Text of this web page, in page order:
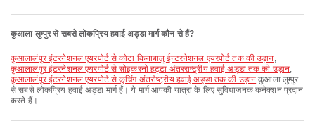
कुआला लुम्पुर से सबसे लोकप्रिय हवाई अड्डा मार्ग कौन से हैं?
कुआलालंपुर इंटरनेशनल एयरपोर्ट से कोटा किनाबालु ईन्टरनेशनल एयरपोर्ट तक की उड़ान,
कुआलालंपुर इंटरनेशनल एयरपोर्ट से सोइकरनो हट्टा अंतरराष्ट्रीय हवाई अड्डा तक की उड़ान,
कुआलालंपुर इंटरनेशनल एयरपोर्ट से कुचिंग अंतर्राष्ट्रीय हवाई अड्डा तक की उड़ान कुआला लुम्पुर
से सबसे लोकप्रिय हवाई अड्डा मार्ग हैं। ये मार्ग आपकी यात्रा के लिए सुविधाजनक कनेक्शन प्रदान
करते हैं।